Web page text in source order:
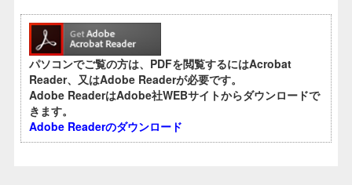
パソコンでご覧の方は、PDFを閲覧するにはAcrobat
Reader、又はAdobe Readerが必要です。
Adobe ReaderはAdobe社WEBサイトからダウンロードで
きます。
Adobe Readerのダウンロード